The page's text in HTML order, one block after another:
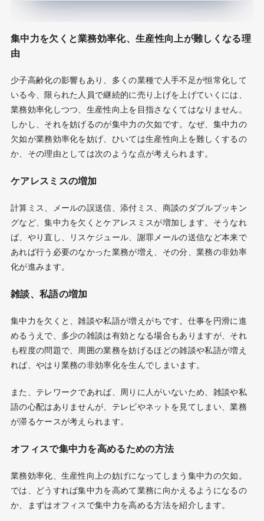
集中力を欠くと業務効率化、生産性向上が難しくなる理
由
少子高齢化の影響もあり、多くの業種で人手不足が恒常化して
いる今、限られた人員で継続的に売り上げを上げていくには、
業務効率化しつつ、生産性向上を目指さなくてはなりません。
しかし、それを妨げるのが集中力の欠如です。なぜ、集中力の
欠如が業務効率化を妨げ、ひいては生産性向上を難しくするの
か、その理由としては次のような点が考えられます。
ケアレスミスの増加
計算ミス、メールの誤送信、添付ミス、商談のダブルブッキン
グなど、集中力を欠くとケアレスミスが増加します。そうなれ
ば、やり直し、リスケジュール、謝罪メールの送信など本来で
あれば行う必要のなかった業務が増え、その分、業務の非効率
化が進みます。
雑談、私語の増加
集中力を欠くと、雑談や私語が増えがちです。仕事を円滑に進
めるうえで、多少の雑談は有効となる場合もありますが、それ
も程度の問題で、周囲の業務を妨げるほどの雑談や私語が増え
れば、やはり業務の非効率化を生んでしまいます。
また、テレワークであれば、周りに人がいないため、雑談や私
語の心配はありませんが、テレビやネットを見てしまい、業務
が滞るケースが考えられます。
オフィスで集中力を高めるための方法
業務効率化、生産性向上の妨げになってしまう集中力の欠如。
では、どうすれば集中力を高めて業務に向かえるようになるの
か、まずはオフィスで集中力を高める方法を紹介します。